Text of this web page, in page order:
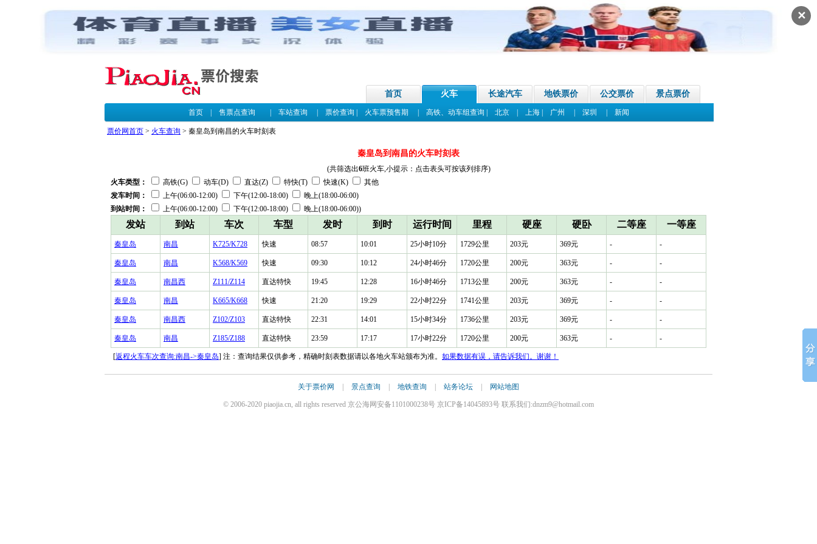
✕
首页 火车 长途汽车 地铁票价 公交票价 景点票价
首页| 售票点查询 车站查询 票价查询 火车票预售期 高铁、动车组查询 北京| 上海| 广州 深圳 新闻
票价网首页 > 火车查询 > 秦皇岛到南昌的火车时刻表
秦皇岛到南昌的火车时刻表
(共筛选出6班火车,小提示：点击表头可按该列排序)
火车类型：
高铁(G) 动车(D) 直达(Z) 特快(T) 快速(K)
其他
发车时间：
上午(06:00-12:00) 下午(12:00-18:00)
晚上(18:00-06:00)
到站时间：
上午(06:00-12:00) 下午(12:00-18:00) 晚上(18:00-06:00))
发站 到站 车次 车型 发时 到时 运行时间 里程 硬座 硬卧 二等座 一等座
秦皇岛 南昌 K725/K728 快速 08:57 10:01 25小时10分 1729公里 203元 369元 - -
秦皇岛 南昌 K568/K569 快速 09:30 10:12 24小时46分 1720公里 200元 363元 - -
秦皇岛 南昌西 Z111/Z114 直达特快 19:45 12:28 16小时46分 1713公里 200元 363元 - -
秦皇岛 南昌 K665/K668 快速 21:20 19:29 22小时22分 1741公里 203元 369元 - -
秦皇岛 南昌西 Z102/Z103 直达特快 22:31 14:01 15小时34分 1736公里 203元 369元 - -
秦皇岛 南昌 Z185/Z188 直达特快 23:59 17:17 17小时22分 1720公里 200元 363元 - -
[返程火车车次查询:南昌->秦皇岛] 注：查询结果仅供参考，精确时刻表数据请以各地火车站颁布为准。 如果数据有误，请告诉我们。谢谢！
关于票价网 | 景点查询 | 地铁查询 | 站务论坛 | 网站地图
© 2006-2020 piaojia.cn, all rights reserved 京公海网安备1101000238号 京ICP备14045893号 联系我们:dnzm9@hotmail.com